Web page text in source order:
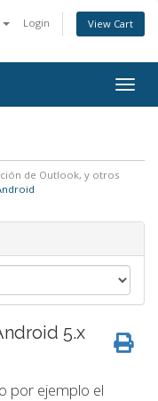
Login View Cart
de Outlook, y otros
5.x
por ejemplo el